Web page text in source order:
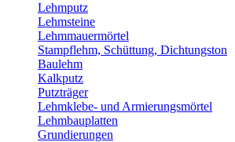
Lehmputz
Lehmsteine
Lehmmauermörtel
Stampflehm, Schüttung, Dichtungston
Baulehm
Kalkputz
Putzträger
Lehmklebe- und Armierungsmörtel
Lehmbauplatten
Grundierungen